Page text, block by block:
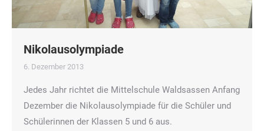
Nikolausolympiade
6. Dezember 2013
Jedes Jahr richtet die Mittelschule Waldsassen Anfang
Dezember die Nikolausolympiade für die Schüler und
Schülerinnen der Klassen 5 und 6 aus.